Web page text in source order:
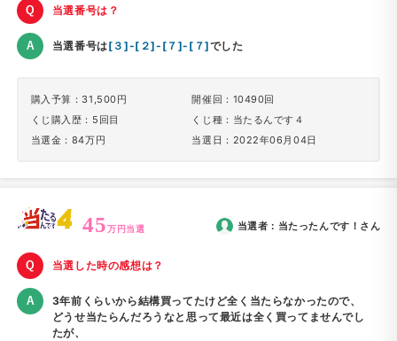
当選番号は？
当選番号は[３]-[２]-[７]-[７]でした
購入予算：31,500円
くじ購入歴：5回目
当選金：84万円
開催回：10490回
くじ種：当たるんです４
当選日：2022年06月04日
45万円当選 当選者： 当たったんです！ さん
当選した時の感想は？
3年前くらいから結構買ってたけど全く当たらなかったので、
どうせ当たらんだろうなと思って最近は全く買ってませんでし
たが、